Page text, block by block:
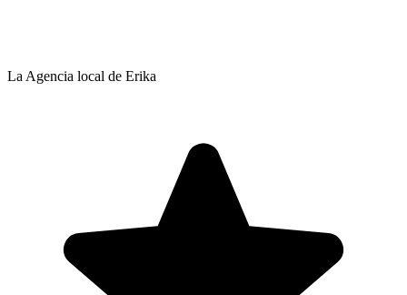
La Agencia local de Erika